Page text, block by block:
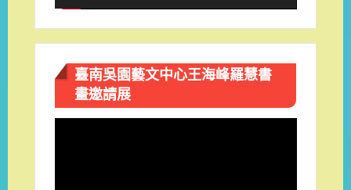
臺南吳園藝文中心王海峰羅慧書
畫邀請展